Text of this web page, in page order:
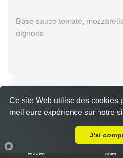
Base sauce tomate,
oignons
Dès 9.00 €
Base sauce poivre,
Accueil Panier
Ce site Web utilise des cookies
meilleure expérience sur notre
J'ai